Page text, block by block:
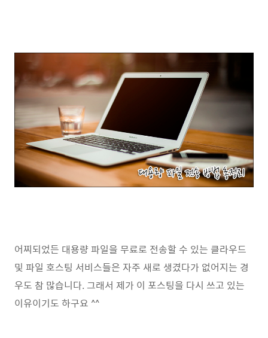
어찌되었든 대용량 파일을 무료로 전송할 수 있는 클라우드
및 파일 호스팅 서비스들은 자주 새로 생겼다가 없어지는 경
우도 참 많습니다. 그래서 제가 이 포스팅을 다시 쓰고 있는
이유이기도 하구요 ^^